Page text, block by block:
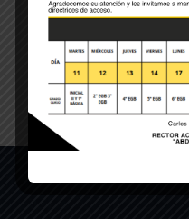
READ MORE